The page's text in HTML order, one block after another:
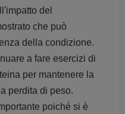
del
che può
della condizione.
a fare esercizi di
per mantenere la
perdita di peso.
poiché si è